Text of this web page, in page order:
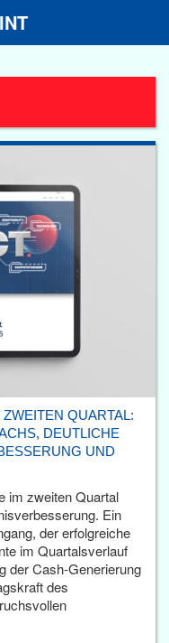
QUARTAL:
DEUTLICHE
UND
im zweiten Quartal
Ein
der erfolgreiche
im Quartalsverlauf
der Cash-Generierung
des